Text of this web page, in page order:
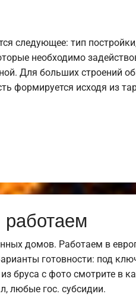
следующее: тип
необходимо
Для больших строений
формируется исходя из
домов. Работаем в
готовности: под
с фото смотрите в
любые гос. субсидии.